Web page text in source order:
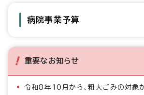
病院事業予算
重要なお知らせ
令和8年10月から、粗大ごみの対象